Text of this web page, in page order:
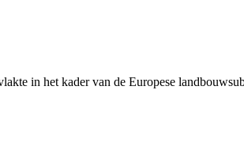
in het kader van de Europese